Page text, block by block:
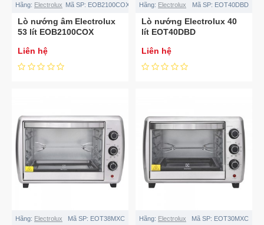
Hãng: Electrolux Mã SP: EOB2100COX
Lò nướng âm Electrolux
53 lít EOB2100COX
Liên hệ
Hãng: Electrolux Mã SP: EOT40DBD
Lò nướng Electrolux 40
lít EOT40DBD
Liên hệ
Hãng: Electrolux Mã SP: EOT38MXC Hãng: Electrolux Mã SP: EOT30MXC